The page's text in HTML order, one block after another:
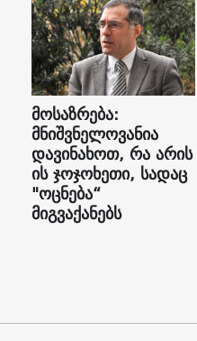
მოსაზრება:
მნიშვნელოვანია
დავინახოთ, რა არის
ის ჯოჯოხეთი, სადაც
"ოცნება“
მიგვაქანებს